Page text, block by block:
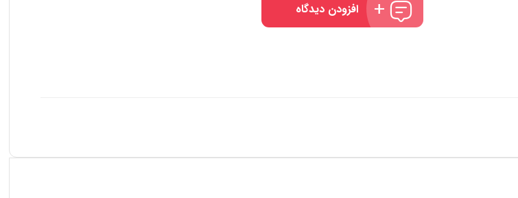
افزودن دیدگاه